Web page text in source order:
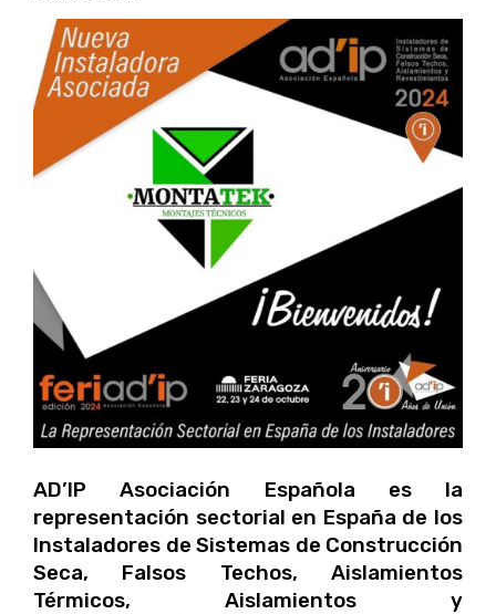
AD’IP Asociación Española es la
representación sectorial en España de los
Instaladores de Sistemas de Construcción
Seca, Falsos Techos, Aislamientos
Térmicos, Aislamientos y